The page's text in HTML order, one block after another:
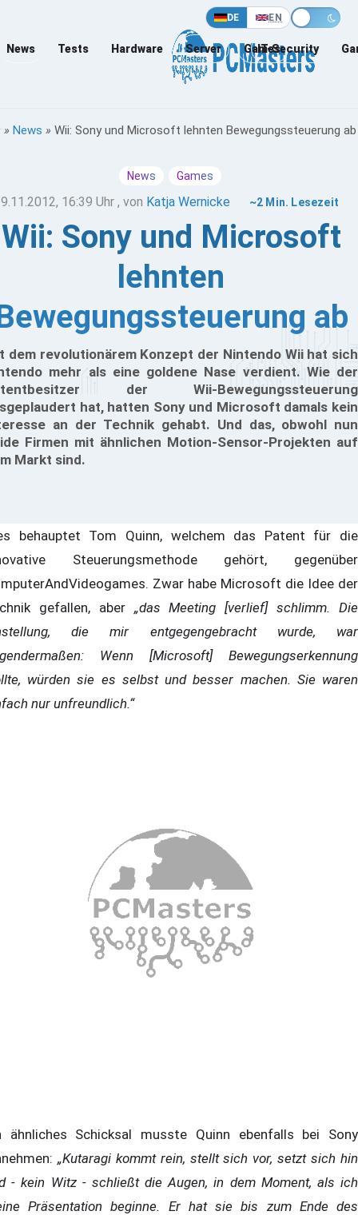
DE EN
News Tests Hardware Server Games
IT-Security
» News » Wii: Sony und Microsoft lehnten Bewegungssteuerung ab
News Games
16:39 Uhr , von Katja Wernicke ~2 Min. Lesezeit
Wii: Sony und Microsoft
lehnten
ab
dem revolutionärem Konzept der Nintendo Wii hat sich
mehr als eine goldene Nase verdient. Wie der
der Wii-Bewegungssteuerung
hat, hatten Sony und Microsoft damals kein
an der Technik gehabt. Und das, obwohl nun
Firmen mit ähnlichen Motion-Sensor-Projekten auf
Markt sind.
behauptet Tom Quinn, welchem das Patent für die
Steuerungsmethode gehört, gegenüber
Zwar habe Microsoft die Idee der
gefallen, aber „das Meeting [verlief] schlimm. Die
die mir entgegengebracht wurde, war
Wenn [Microsoft] Bewegungserkennung
würden sie es selbst und besser machen. Sie waren
nur unfreundlich.“
ähnliches Schicksal musste Quinn ebenfalls bei Sony
„Kutaragi kommt rein, stellt sich vor, setzt sich hin
- kein Witz - schließt die Augen, in dem Moment, als ich
Präsentation beginne. Er hat sie bis zum Ende des